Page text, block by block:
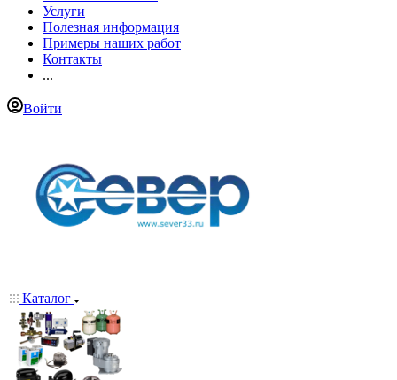
Услуги
Полезная информация
Примеры наших работ
Контакты
...
Войти
Каталог